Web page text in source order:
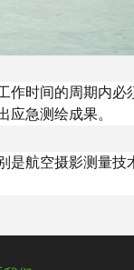
作时间的周期内必
应急测绘成果。
是航空摄影测量技